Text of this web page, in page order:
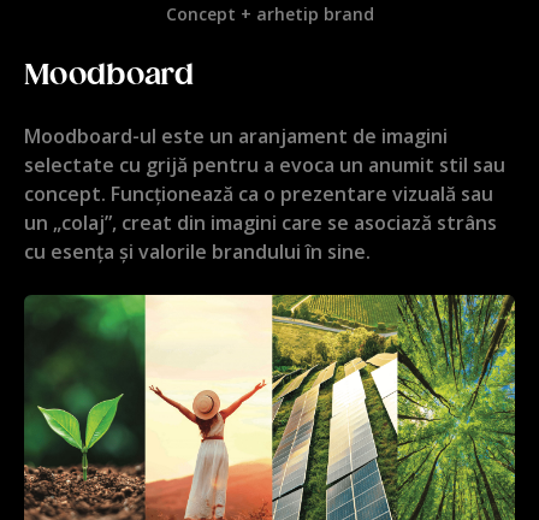
Concept + arhetip brand
Moodboard
Moodboard-ul este un aranjament de imagini
selectate cu grijă pentru a evoca un anumit stil sau
concept. Funcționează ca o prezentare vizuală sau
un „colaj”, creat din imagini care se asociază strâns
cu esența și valorile brandului în sine.